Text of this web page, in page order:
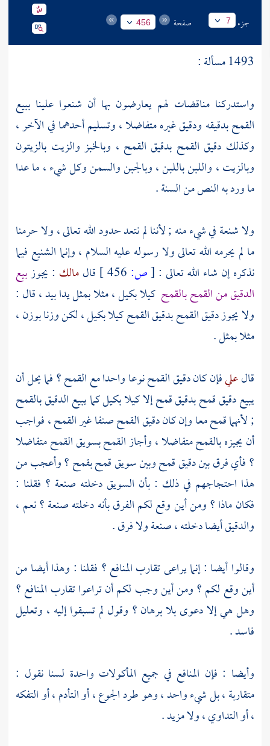
جزء 7 صفحة 456
1493 مسألة :
واستدركنا مناقضات لهم يعارضون بها أن شنعوا علينا ببيع
القمح بدقيقه ودقيق غيره متفاضلا ، وتسليم أحدهما في الآخر ،
وكذلك دقيق القمح بدقيق القمح ، وبالخبز والزيت بالزيتون
وبالزيت ، واللبن باللبن ، وبالجبن والسمن وكل شيء ، ما عدا
ما ورد به النص من السنة .
ولا شنعة في شيء منه ; لأننا لم نتعد حدود الله تعالى ، ولا حرمنا
ما لم يحرمه الله تعالى ولا رسوله عليه السلام ، وإنما الشنيع فيما
نذكره إن شاء الله تعالى : [ص: قالمالك : يجوزبيع
الدقيق من القمح بالقمح كيلا بكيل ، مثلا بمثل يدا بيد ، قال :
ولا يجوز دقيق القمح بدقيق القمح كيلا بكيل ، لكن وزنا بوزن ،
مثلا بمثل .
قالعليفإن كان دقيق القمح نوعا واحدا مع القمح ؟ فما يحل أن
يبيع دقيق قمح بدقيق قمح إلا كيلا بكيل كما يبيع الدقيق بالقمح
; لأنهما قمح معا وإن كان دقيق القمح صنفا غير القمح ، فواجب
أن يجيزه بالقمح متفاضلا ، وأجاز القمح بسويق القمح متفاضلا
؟ فأي فرق بين دقيق قمح وبين سويق قمح بقمح ؟ وأعجب من
هذا احتجاجهم في ذلك : بأن السويق دخلته صنعة ؟ فقلنا :
فكان ماذا ؟ ومن أين وقع لكم الفرق بأنه دخلته صنعة ؟ نعم ،
والدقيق أيضا دخلته ، صنعة ولا فرق .
وقالوا أيضا : إنما يراعى تقارب المنافع ؟ فقلنا : وهذا أيضا من
أين وقع لكم ؟ ومن أين وجب لكم أن تراعوا تقارب المنافع ؟
وهل هي إلا دعوى بلا برهان ؟ وقول لم تسبقوا إليه ، وتعليل
فاسد .
وأيضا : فإن المنافع في جميع المأكولات واحدة لسنا نقول :
متقاربة ، بل شيء واحد ، وهو طرد الجوع ، أو التأدم ، أو التفكه
، أو التداوي ، ولا مزيد .